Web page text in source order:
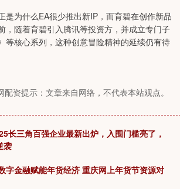
是为什么EA很少推出新IP，而育碧在创作新品
，随着育碧引入腾讯等投资方，并成立专门子
等核心系列，这种创意冒险精神的延续仍有待
配资提示：文章来自网络，不代表本站观点。
长三角百强企业最新出炉，入围门槛亮了，
袭
字金融赋能年货经济 重庆网上年货节资源对